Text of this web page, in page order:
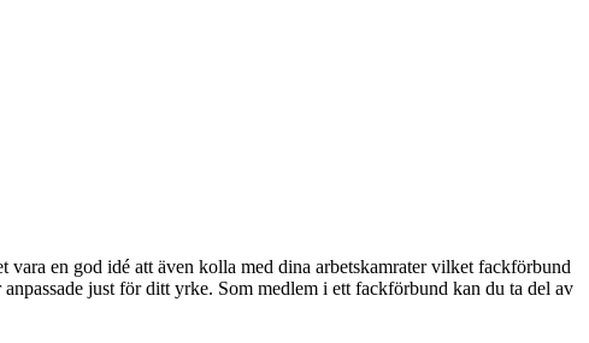
en god idé att även kolla med dina arbetskamrater vilket fackförbund
just för ditt yrke. Som medlem i ett fackförbund kan du ta del av